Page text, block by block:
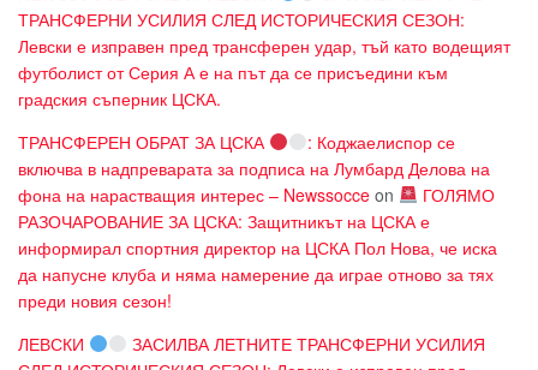
ТРАНСФЕРНИ УСИЛИЯ СЛЕД ИСТОРИЧЕСКИЯ СЕЗОН:
Левски е изправен пред трансферен удар, тъй като водещият
футболист от Серия А е на път да се присъедини към
градския съперник ЦСКА.
ТРАНСФЕРЕН ОБРАТ ЗА ЦСКА
: Коджаелиспор се
включва в надпреварата за подписа на Лумбард Делова на
фона на нарастващия интерес – Newssocce on
ГОЛЯМО
РАЗОЧАРОВАНИЕ ЗА ЦСКА: Защитникът на ЦСКА е
информирал спортния директор на ЦСКА Пол Нова, че иска
да напусне клуба и няма намерение да играе отново за тях
преди новия сезон!
ЛЕВСКИ
ЗАСИЛВА ЛЕТНИТЕ ТРАНСФЕРНИ УСИЛИЯ